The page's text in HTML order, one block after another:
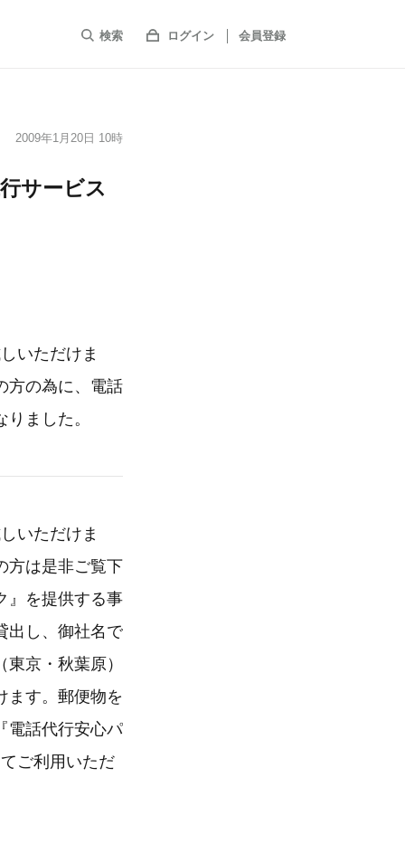
検索 ログイン 会員登録
2009年1月20日 10時
サービス
いただけま
方の為に、電話
ました。
いただけま
方は是非ご覧下
』を提供する事
出し、御社名で
京・秋葉原）
ます。郵便物を
電話代行安心パ
ご利用いただ